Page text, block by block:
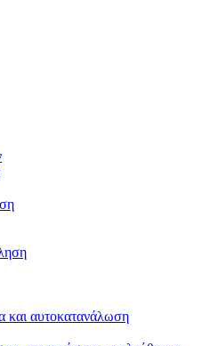
και αυτοκατανάλωση